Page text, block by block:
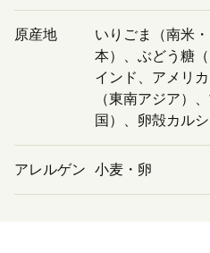
原産地
いりごま（南米
本）、ぶどう糖
インド、アメリ
（東南アジア）
国）、卵殻カルシ
アレルゲン 小麦・卵